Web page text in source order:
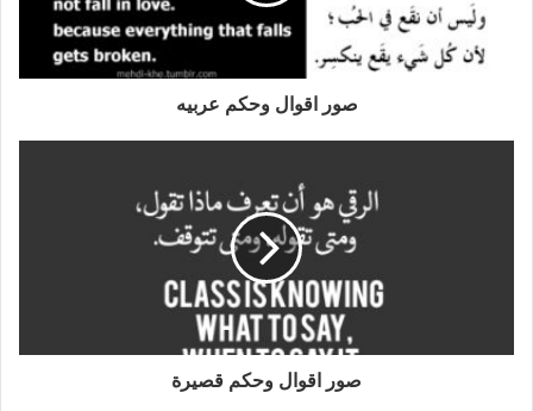
صور اقوال وحكم عربيه
صور اقوال وحكم قصيرة